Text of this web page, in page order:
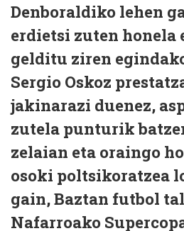
Denboraldiko lehen
erdietsi zuten honela
gelditu ziren
Sergio Oskoz
jakinarazi duenez,
zutela punturik
zelaian eta oraingo
osoki poltsikoratzea
gain, Baztan futbol
Nafarroako